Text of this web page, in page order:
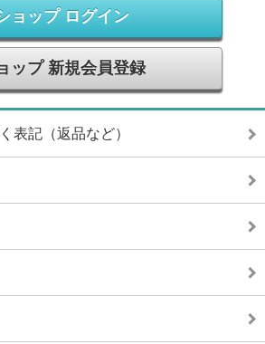
ョップ ログイン
ップ 新規会員登録
表記（返品など）